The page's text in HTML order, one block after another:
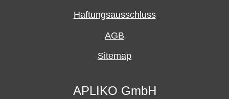
Haftungsausschluss
AGB
Sitemap
APLIKO GmbH